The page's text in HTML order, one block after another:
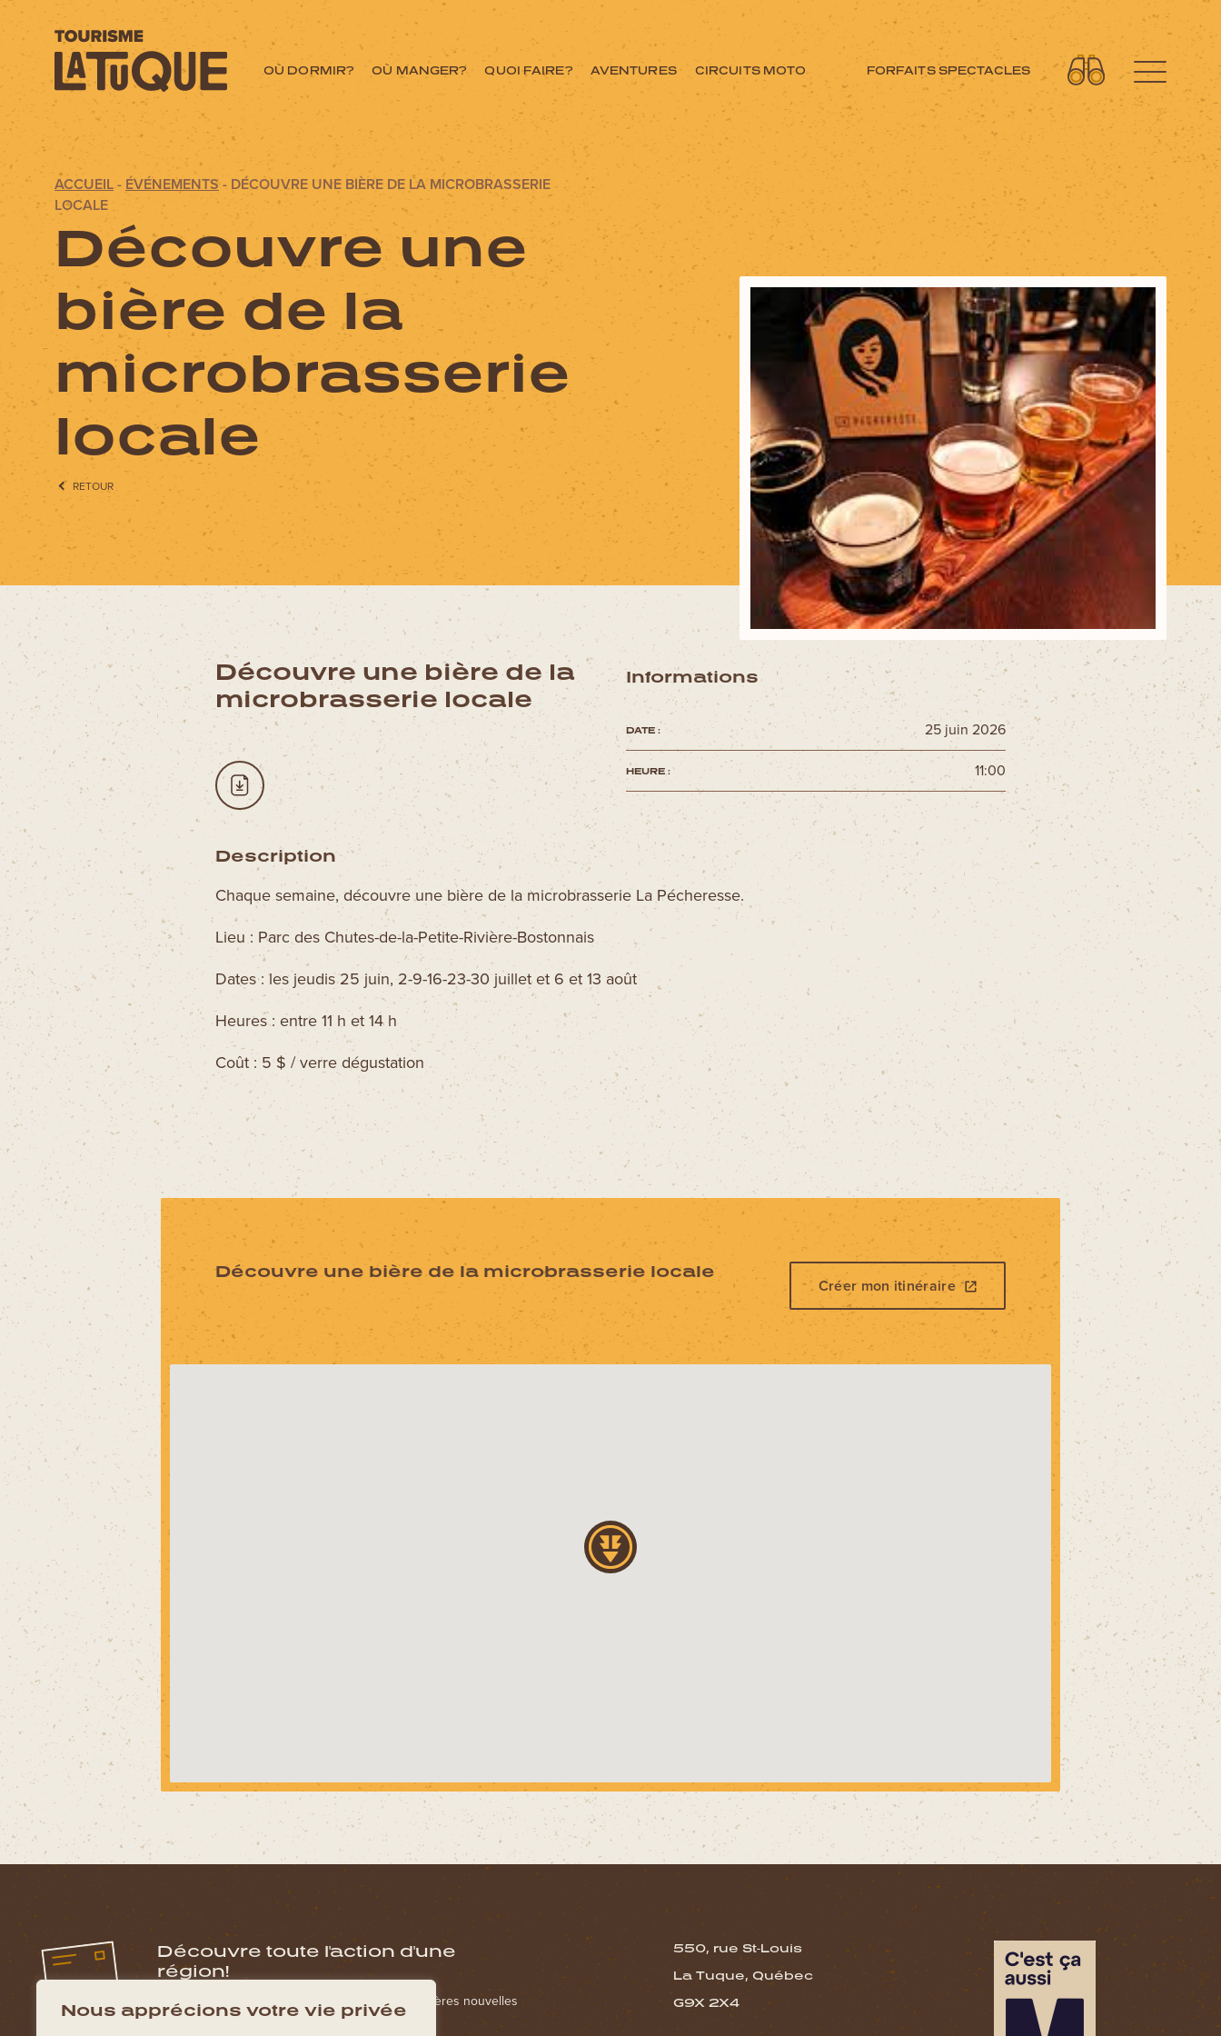
Nous apprécions votre vie privée
OÙ DORMIR? OÙ MANGER? QUOI FAIRE? AVENTURES CIRCUITS MOTO FORFAITS SPECTACLES
Menu
L'aventure commence ici
OÙ DORMIR?
OÙ MANGER?
QUOI FAIRE?
AVENTURES
CIRCUITS MOTO
Découvrez aussi
Circuits moto
Forfaits spectacles
Cartes et brochures
Accueil de groupe
La Tuque et ses régions
Ski La Tuque
Concours
Infos pratiques
Nous joindre
ACCUEIL- ÉVÉNEMENTS - DÉCOUVRE UNE BIÈRE DE LA MICROBRASSERIE
LOCALE
Découvre une
bière de la
microbrasserie
locale
RETOUR
Découvre une bière de la
microbrasserie locale
Informations
DATE : 25 juin 2026
HEURE : 11:00
Description
Chaque semaine, découvre une bière de la microbrasserie La Pécheresse.
Lieu : Parc des Chutes-de-la-Petite-Rivière-Bostonnais
Dates : les jeudis 25 juin, 2-9-16-23-30 juillet et 6 et 13 août
Heures : entre 11 h et 14 h
Coût : 5 $ / verre dégustation
Découvre une bière de la microbrasserie locale
Créer mon itinéraire
Découvre toute l'action d'une
région!
Inscris toi à notre infolettre pour obtenir les dernières nouvelles
de La Tuque!
550, rue St-Louis
La Tuque, Québec
G9X 2X4